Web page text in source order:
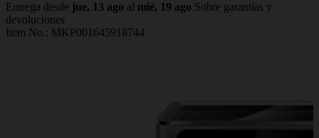
Entrega desde jue, 13 ago al mié, 19 ago Sobre garantías y
devoluciones
Item No.; MKP001645918744